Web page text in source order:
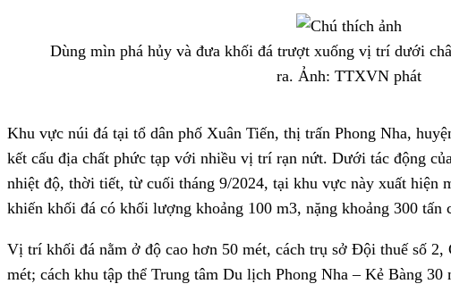
Dùng mìn phá hủy và đưa khối đá trượt xuống vị trí dưới
ra. Ảnh: TTXVN phát
Khu vực núi đá tại tổ dân phố Xuân Tiến, thị trấn Phong Nha,
kết cấu địa chất phức tạp với nhiều vị trí rạn nứt. Dưới tác động
nhiệt độ, thời tiết, từ cuối tháng 9/2024, tại khu vực này xuất hiện
khiến khối đá có khối lượng khoảng 100 m3, nặng khoảng 300 tấn
Vị trí khối đá nằm ở độ cao hơn 50 mét, cách trụ sở Đội thuế số 2,
mét; cách khu tập thể Trung tâm Du lịch Phong Nha – Kẻ Bàng